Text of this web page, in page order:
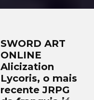
SWORD ART
ONLINE
Alicization
Lycoris, o mais
recente JRPG